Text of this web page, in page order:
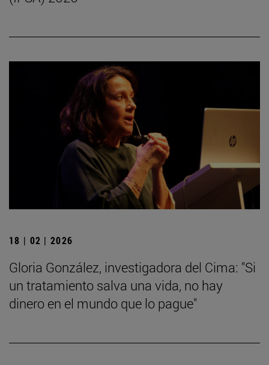
18 | 02 | 2026
Gloria González, investigadora del Cima: "Si
un tratamiento salva una vida, no hay
dinero en el mundo que lo pague"